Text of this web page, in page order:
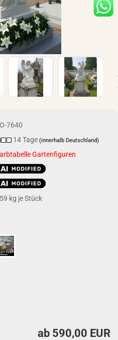
7640
14 Tage(innerhalb Deutschland)
Gartenfiguren
kg je Stück
ab 590,00 EUR